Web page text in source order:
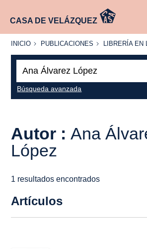
CASA DE VELÁZQUEZ
INICIO
INICIO PUBLICACIONES
PUBLICACIONES
LIBRERÍA
LÍNEA
LIBRERÍA EN
Búsqueda avanzada
Autor : Ana
López
1 resultados encontrados
Artículos